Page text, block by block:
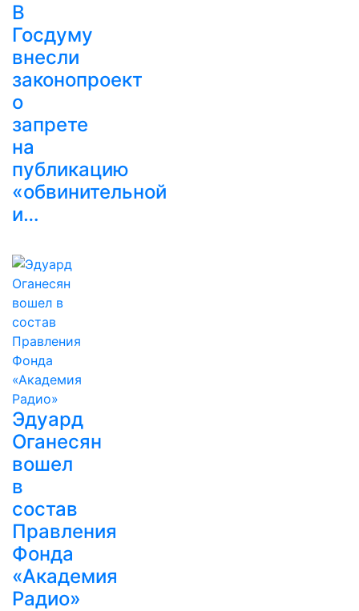
В
Госдуму
внесли
законопроект
о
запрете
на
публикацию
«обвинительной
и…
Эдуард
Оганесян
вошел
в
состав
Правления
Фонда
«Академия
Радио»